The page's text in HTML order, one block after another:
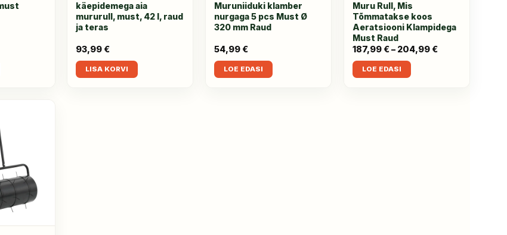
käepidemega aia
mururull, must, 42 l, raud
ja teras
93,99 €
LISA KORVI
Muruniiduki klamber
nurgaga 5 pcs Must Ø
320 mm Raud
54,99 €
LOE EDASI
Muru Rull, Mis
Tõmmatakse koos
Aeratsiooni Klampidega
Must Raud
187,99 €– 204,99 €Hinnavahemik:
LOE EDASI